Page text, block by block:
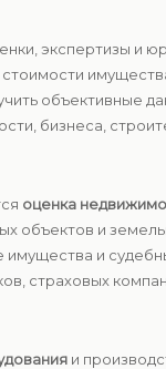
экспертизы и
объективные
бизнеса,
оценка
объектов и
и
страховых
и